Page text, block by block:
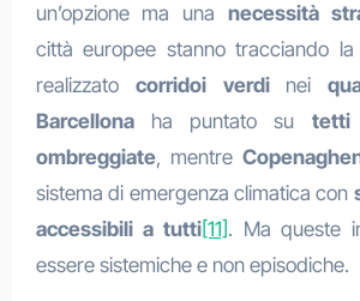
un’opzione ma una necessità
città europee stanno tracciando la
realizzatocorridoi verdi nei
Barcellonaha puntato su
ombreggiate, mentre
sistema di emergenza climatica con
accessibili a tutti[11] . Ma queste
essere sistemiche e non episodiche.